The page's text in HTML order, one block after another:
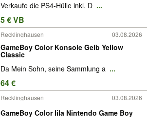
Verkaufe die PS4-Hülle inkl. D ...
5 € VB
Recklinghausen 03.08.2026
GameBoy Color Konsole Gelb Yellow
Classic
Da Mein Sohn, seine Sammlung a ...
64 €
Recklinghausen 03.08.2026
GameBoy Color lila Nintendo Game Boy